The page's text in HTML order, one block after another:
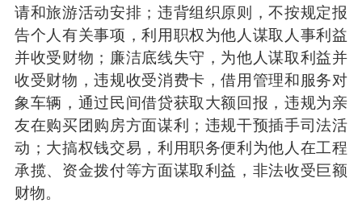
请和旅游活动安排；违背组织原则，不按规定报
告个人有关事项，利用职权为他人谋取人事利益
并收受财物；廉洁底线失守，为他人谋取利益并
收受财物，违规收受消费卡，借用管理和服务对
象车辆，通过民间借贷获取大额回报，违规为亲
友在购买团购房方面谋利；违规干预插手司法活
动；大搞权钱交易，利用职务便利为他人在工程
承揽、资金拨付等方面谋取利益，非法收受巨额
财物。